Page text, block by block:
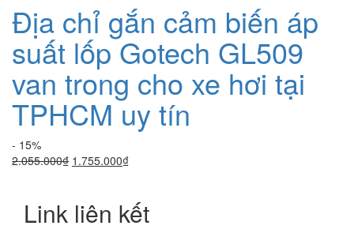
Địa chỉ gắn cảm biến áp
suất lốp Gotech GL509
van trong cho xe hơi tại
TPHCM uy tín
- 15%
2.055.000₫ Giá
2.055.000₫.
1.755.000₫Giá
là:
1.755.000₫.
Link liên kết